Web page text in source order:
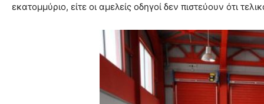
εκατομμύριο, είτε οι αμελείς οδηγοί δεν πιστεύουν ότι